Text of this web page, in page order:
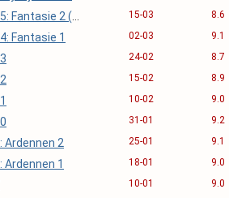
15-03 8.6
Fantasie 1 02-03 9.1
24-02 8.7
15-02 8.9
10-02 9.0
31-01 9.2
Ardennen 2 25-01 9.1
Ardennen 1 18-01 9.0
10-01 9.0